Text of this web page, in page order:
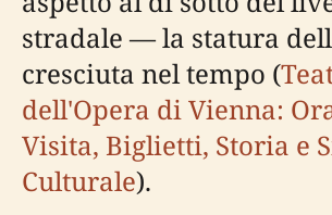
stradale — la statura
cresciuta nel tempo (
dell'Opera di Vienna:
Visita, Biglietti, Storia e
Culturale).